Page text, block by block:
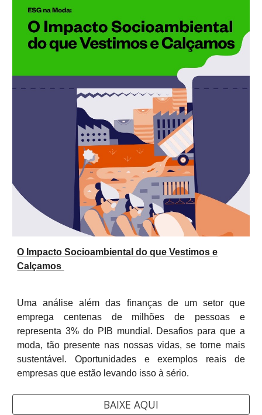
O Impacto Socioambiental do que Vestimos e
Calçamos
Uma análise além das finanças de um setor que
emprega centenas de milhões de pessoas e
representa 3% do PIB mundial. Desafios para que a
moda, tão presente nas nossas vidas, se torne mais
sustentável. Oportunidades e exemplos reais de
empresas que estão levando isso à sério.
BAIXE AQUI